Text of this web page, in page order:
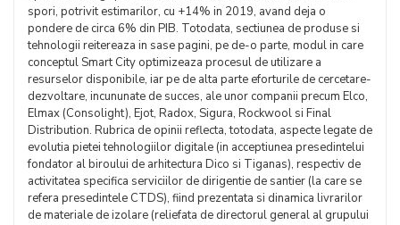
spori, potrivit estimarilor, cu +14% in 2019, avand deja o
pondere de circa 6% din PIB. Totodata, sectiunea de produse si
tehnologii reitereaza in sase pagini, pe de-o parte, modul in care
conceptul Smart City optimizeaza procesul de utilizare a
resurselor disponibile, iar pe de alta parte eforturile de cercetare-
dezvoltare, incununate de succes, ale unor companii precum Elco,
Elmax (Consolight), Ejot, Radox, Sigura, Rockwool si Final
Distribution. Rubrica de opinii reflecta, totodata, aspecte legate de
evolutia pietei tehnologiilor digitale (in acceptiunea presedintelui
fondator al biroului de arhitectura Dico si Tiganas), respectiv de
activitatea specifica serviciilor de dirigentie de santier (la care se
refera presedintele CTDS), fiind prezentata si dinamica livrarilor
de materiale de izolare (reliefata de directorul general al grupului